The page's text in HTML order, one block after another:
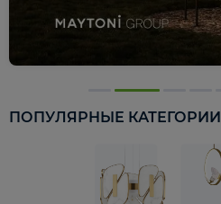
ПОПУЛЯРНЫЕ КАТЕГОРИИ